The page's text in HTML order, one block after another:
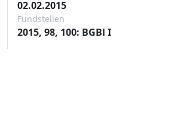
02.02.2015
Fundstellen
2015, 98, 100: BGBl I